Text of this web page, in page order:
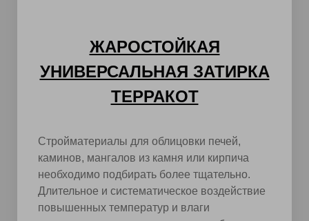
ЖАРОСТОЙКАЯ
УНИВЕРСАЛЬНАЯ ЗАТИРКА
ТЕРРАКОТ
Стройматериалы для облицовки печей,
каминов, мангалов из камня или кирпича
необходимо подбирать более тщательно.
Длительное и систематическое воздействие
повышенных температур и влаги